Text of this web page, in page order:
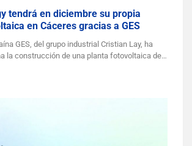
tendrá en diciembre su propia
en Cáceres gracias a GES
GES, del grupo industrial Cristian Lay, ha
la construcción de una planta fotovoltaica de…